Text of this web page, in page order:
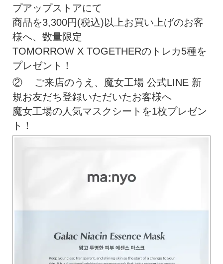
プアップストアにて
商品を3,300円(税込)以上お買い上げのお客
様へ、数量限定
TOMORROW X TOGETHERのトレカ5種を
プレゼント！
② ご来店のうえ、魔女工場 公式LINE 新
規お友だち登録いただいたお客様へ
魔女工場の人気マスクシートを1枚プレゼン
ト！